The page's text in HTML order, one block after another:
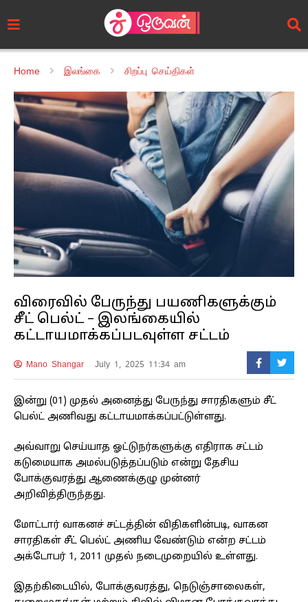
Home இலங்கை சிறப்பு செய்திகள்
விரைவில் பேருந்து பயணிகளுக்கும்
சீட் பெல்ட் – இலங்கையில்
கட்டாயமாக்கப்படவுள்ள சட்டம்
Mano Shangar July 1, 2025 11:34 am
இன்று (01) முதல் அனைத்து பேருந்து சாரதிகளும் சீட்
பெல்ட் அணிவது கட்டாயமாக்கப்பட்டுள்ளது.
அவ்வாறு செய்யாத ஓட்டுநர்களுக்கு எதிராக சட்டம்
கடுமையாக அமல்படுத்தப்படும் என்று தேசிய
போக்குவரத்து ஆணைக்குழு முன்னர்
அறிவித்திருந்தது.
மோட்டார் வாகனச் சட்டத்தின் விதிகளின்படி, வாகன
சாரதிகள் சீட் பெல்ட் அணிய வேண்டும் என்ற சட்டம்
அக்டோபர் 1, 2011 முதல் நடைமுறையில் உள்ளது.
இதற்கிடையில், போக்குவரத்து, நெடுஞ்சாலைகள்,